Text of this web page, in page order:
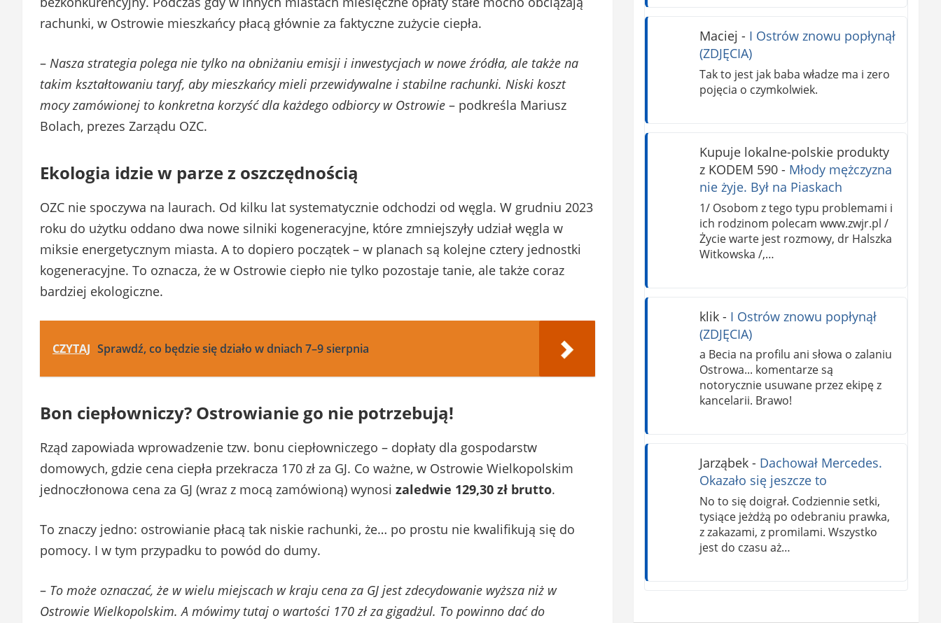
rachunki, w Ostrowie mieszkańcy płacą głównie za faktyczne zużycie ciepła.
– Nasza strategia polega nie tylko na obniżaniu emisji i inwestycjach w nowe źródła, ale także na
takim kształtowaniu taryf, aby mieszkańcy mieli przewidywalne i stabilne rachunki. Niski koszt
mocy zamówionej to konkretna korzyść dla każdego odbiorcy w Ostrowie – podkreśla Mariusz
Bolach, prezes Zarządu OZC.
Ekologia idzie w parze z oszczędnością
OZC nie spoczywa na laurach. Od kilku lat systematycznie odchodzi od węgla. W grudniu 2023
roku do użytku oddano dwa nowe silniki kogeneracyjne, które zmniejszyły udział węgla w
miksie energetycznym miasta. A to dopiero początek – w planach są kolejne cztery jednostki
kogeneracyjne. To oznacza, że w Ostrowie ciepło nie tylko pozostaje tanie, ale także coraz
bardziej ekologiczne.
CZYTAJ Sprawdź, co będzie się działo w dniach 7–9 sierpnia
Bon ciepłowniczy? Ostrowianie go nie potrzebują!
Rząd zapowiada wprowadzenie tzw. bonu ciepłowniczego – dopłaty dla gospodarstw
domowych, gdzie cena ciepła przekracza 170 zł za GJ. Co ważne, w Ostrowie Wielkopolskim
jednoczłonowa cena za GJ (wraz z mocą zamówioną) wynosi zaledwie 129,30 zł brutto.
To znaczy jedno: ostrowianie płacą tak niskie rachunki, że… po prostu nie kwalifikują się do
pomocy. I w tym przypadku to powód do dumy.
– To może oznaczać, że w wielu miejscach w kraju cena za GJ jest zdecydowanie wyższa niż w
Ostrowie Wielkopolskim. A mówimy tutaj o wartości 170 zł za gigadżul. To powinno dać do
Maciej - I Ostrów znowu popłynął
(ZDJĘCIA)
Tak to jest jak baba władze ma i zero
pojęcia o czymkolwiek.
Kupuje lokalne-polskie produkty
z KODEM 590- Młody mężczyzna
nie żyje. Był na Piaskach
1/ Osobom z tego typu problemami i
ich rodzinom polecam www.zwjr.pl /
Życie warte jest rozmowy, dr Halszka
Witkowska /,…
klik- I Ostrów znowu popłynął
(ZDJĘCIA)
a Becia na profilu ani słowa o zalaniu
Ostrowa... komentarze są
notorycznie usuwane przez ekipę z
kancelarii. Brawo!
Jarząbek- Dachował Mercedes.
Okazało się jeszcze to
No to się doigrał. Codziennie setki,
tysiące jeżdżą po odebraniu prawka,
z zakazami, z promilami. Wszystko
jest do czasu aż…